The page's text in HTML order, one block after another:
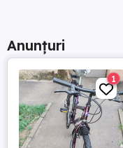
Anunțuri
1